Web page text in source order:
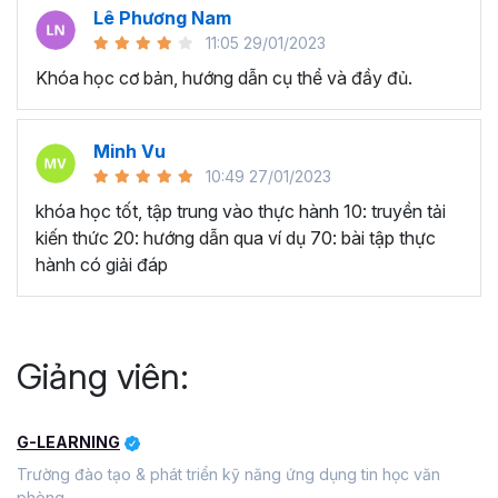
hiệu quả trong Powerpoint? Tất cả đều có trong khóa
học PPG02 của Gitiho bạn nhé.
Khóa học hiệu ứng
Powerpoint dành cho ai?
Những ai đang cần làm Powerpoint phục vụ cho công
việc, học tập hàng ngày, nhưng chưa biết cách sử dụng
hiệu ứng hiệu quả để tạo ra bản trình bày thu hút, cụ thể:
Những bạn mới biết dùng Powerpoint cơ bản, chưa
biết cách tạo hiệu ứng ra sao, chưa biết đến các
Không biết đến các công cụ thiết lập hiệu ứng cơ
bản như Animation Pane.
để phù hợp và mang lại hiệu quả nhất.
Không biết cách dùng hiệu ứng nâng cao để làm cái
Lê Phương Nam
11:05 29/01/2023
Khóa học cơ bản, hướng dẫn cụ thể và đầy đủ.
Minh Vu
10:49 27/01/2023
khóa học tốt, tập trung vào thực hành 10: truyền tải
kiến thức 20: hướng dẫn qua ví dụ 70: bài tập thực
hành có giải đáp
Giảng viên:
G-LEARNING
Trường đào tạo & phát triển kỹ năng ứng dụng tin học văn